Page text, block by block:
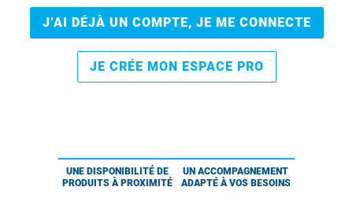
J’AI DÉJÀ UN COMPTE, JE ME CONNECTE
JE CRÉE MON ESPACE PRO
UNE DISPONIBILITÉ DE
PRODUITS À PROXIMITÉ
UN ACCOMPAGNEMENT
ADAPTÉ À VOS BESOINS